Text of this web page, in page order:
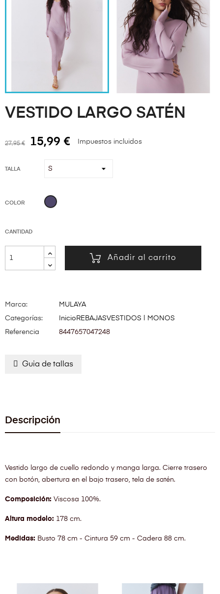
VESTIDO LARGO SATÉN
27,95 € 15,99 € Impuestos incluidos
TALLA
COLOR MORADO
CANTIDAD
Añadir al carrito
Marca:
MULAYA
Categorías:
Inicio REBAJASVESTIDOS | MONOS
Referencia
8447657047248
Guia de tallas
Descripción
Vestido largo de cuello redondo y manga larga. Cierre trasero
con botón, abertura en el bajo trasero, tela de satén.
Composición: Viscosa 100%.
Altura modelo: 178 cm.
Medidas: Busto 78 cm - Cintura 59 cm - Cadera 88 cm.